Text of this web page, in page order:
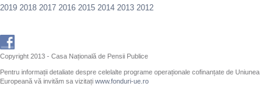
2019 2018 2017 2016 2015 2014 2013 2012
Copyright 2013 - Casa Națională de Pensii Publice
Pentru informații detaliate despre celelalte programe operaționale cofinanțate de Uniunea
Europeană vă invităm sa vizitați www.fonduri-ue.ro